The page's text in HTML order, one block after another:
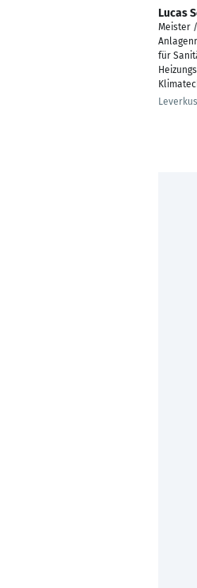
Lucas
Meister
für